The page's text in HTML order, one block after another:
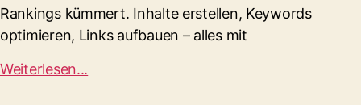
Rankings kümmert. Inhalte erstellen, Keywords
optimieren, Links aufbauen – alles mit
Weiterlesen...